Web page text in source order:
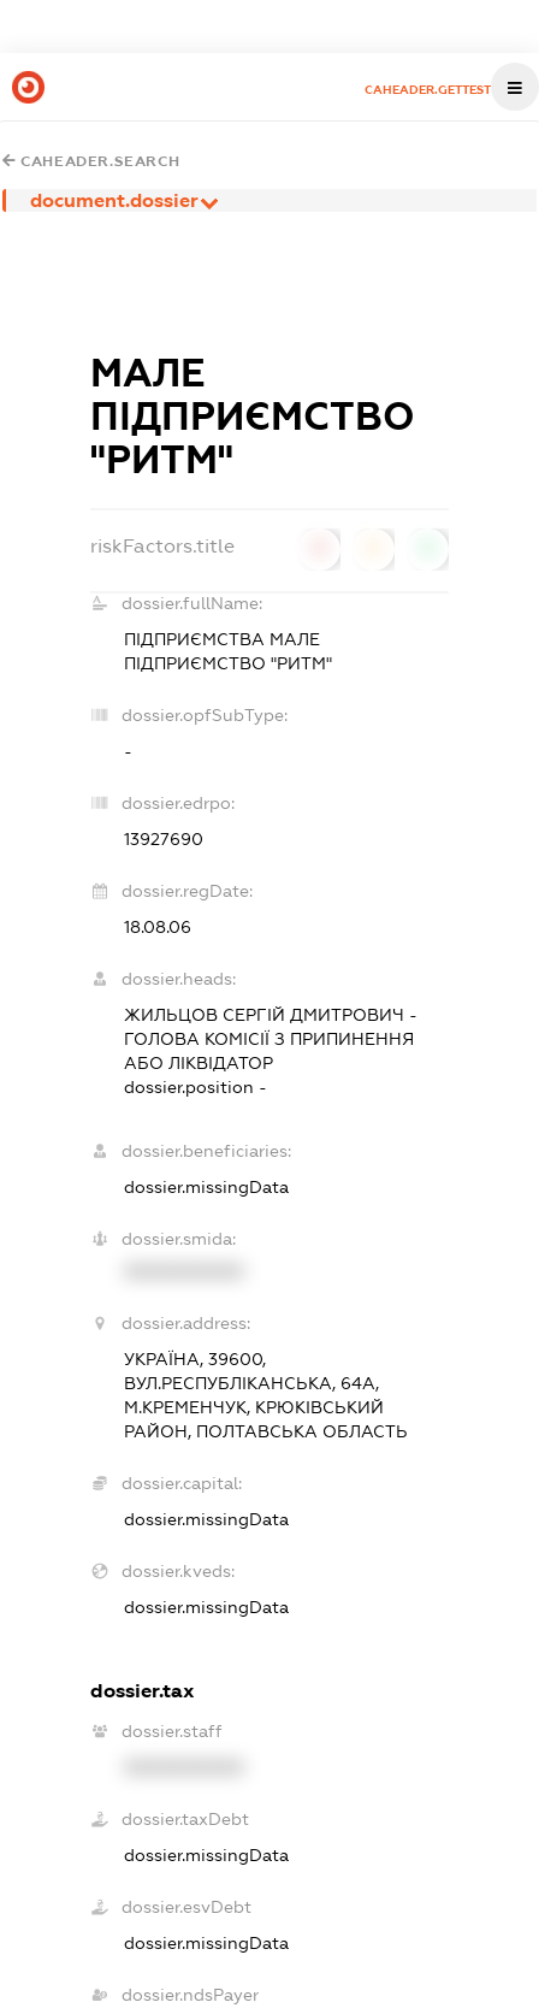
CAHEADER.GETTEST
CAHEADER.SEARCH
document.dossier
МАЛЕ
ПІДПРИЄМСТВО
"РИТМ"
riskFactors.title
dossier.fullName:
ПІДПРИЄМСТВА МАЛЕ
ПІДПРИЄМСТВО "РИТМ"
dossier.opfSubType:
-
dossier.edrpo:
13927690
dossier.regDate:
18.08.06
dossier.heads:
ЖИЛЬЦОВ СЕРГІЙ ДМИТРОВИЧ -
ГОЛОВА КОМІСІЇ З ПРИПИНЕННЯ
АБО ЛІКВІДАТОР
dossier.position -
dossier.beneficiaries:
dossier.missingData
dossier.smida:
dossier.address:
УКРАЇНА, 39600,
ВУЛ.РЕСПУБЛІКАНСЬКА, 64А,
М.КРЕМЕНЧУК, КРЮКІВСЬКИЙ
РАЙОН, ПОЛТАВСЬКА ОБЛАСТЬ
dossier.capital:
dossier.missingData
dossier.kveds:
dossier.missingData
dossier.tax
dossier.staff
dossier.taxDebt
dossier.missingData
dossier.esvDebt
dossier.missingData
dossier.ndsPayer